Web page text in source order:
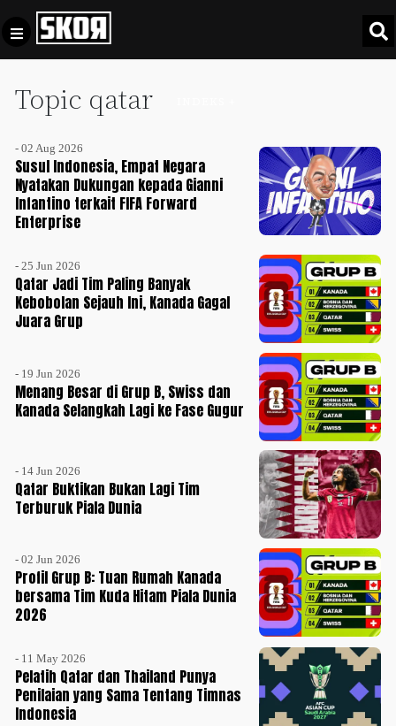
Topic qatar
- 02 Aug 2026
Susul Indonesia, Empat Negara
Nyatakan Dukungan kepada Gianni
Infantino terkait FIFA Forward
Enterprise
- 25 Jun 2026
Qatar Jadi Tim Paling Banyak
Kebobolan Sejauh Ini, Kanada Gagal
Juara Grup
- 19 Jun 2026
Menang Besar di Grup B, Swiss dan
Kanada Selangkah Lagi ke Fase Gugur
- 14 Jun 2026
Qatar Buktikan Bukan Lagi Tim
Terburuk Piala Dunia
- 02 Jun 2026
Profil Grup B: Tuan Rumah Kanada
bersama Tim Kuda Hitam Piala Dunia
2026
- 11 May 2026
Pelatih Qatar dan Thailand Punya
Penilaian yang Sama Tentang Timnas
Indonesia
Football +
Culture +
Sports
Timnas
Indonesia
SKOR
Video
Privacy
Pedoman
Pemberitaan
Media
Siber
Disclaimer
Tentang
Kami